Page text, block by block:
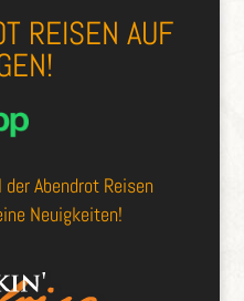
REISEN AUF
Abendrot Reisen
Neuigkeiten!